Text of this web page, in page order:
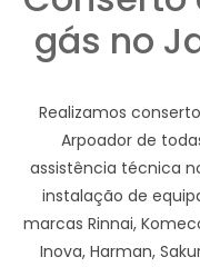
gás no
Realizamos
Arpoador de
assistência técnica
instalação de
marcas Rinnai,
Inova, Harman,